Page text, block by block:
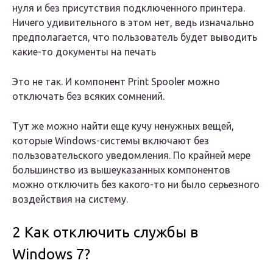
нуля и без присутствия подключенного принтера.
Ничего удивительного в этом нет, ведь изначально
предполагается, что пользователь будет выводить
какие-то документы на печать
Это не так. И компонент Print Spooler можно
отключать без всяких сомнений.
Тут же можно найти еще кучу ненужных вещей,
которые Windows-системы включают без
пользовательского уведомления. По крайней мере
большинство из вышеуказанных компонентов
можно отключить без какого-то ни было серьезного
воздействия на систему.
2 Как отключить службы в
Windows 7?